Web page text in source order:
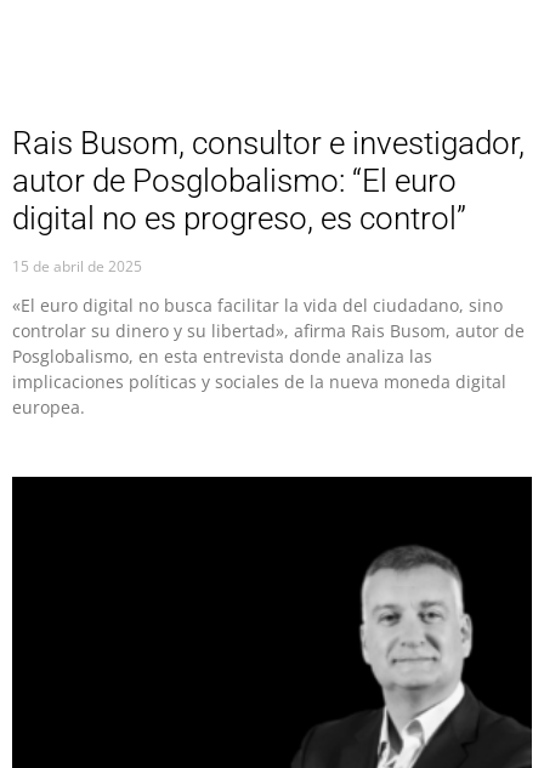
Rais Busom, consultor e investigador,
autor de Posglobalismo: “El euro
digital no es progreso, es control”
15 de abril de 2025
«El euro digital no busca facilitar la vida del ciudadano, sino
controlar su dinero y su libertad», afirma Rais Busom, autor de
Posglobalismo, en esta entrevista donde analiza las
implicaciones políticas y sociales de la nueva moneda digital
europea.